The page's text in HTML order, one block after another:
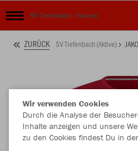
SV Tiefenbach (Aktive)
ZURÜCK SV Tiefenbach (Aktive)
Wir verwenden Cookies
Durch die Analyse der
Inhalte anzeigen und unsere
zu den Cookies findest Du in